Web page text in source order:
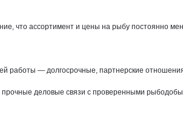
что ассортимент и цены на рыбу постоянно
работы — долгосрочные, партнерские
деловые связи с проверенными